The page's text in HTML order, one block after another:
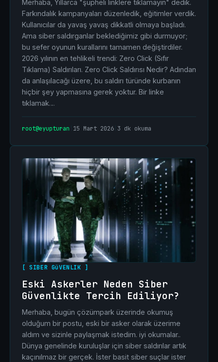
Merhaba, Yıllarca "şüpheli linklere tıklamayın" dedik.
Farkındalık kampanyaları düzenledik, eğitimler verdik.
Kullanıcılar da yavaş yavaş dikkatli olmaya başladı.
Ama siber saldırganlar beklediğimiz gibi durmuyor;
bu sefer oyunun kurallarını tamamen değiştirdiler.
2026 yılının en tehlikeli trendi: Zero Click (Sıfır
Tıklama) Saldırıları. Zero Click Saldırısı Nedir? Adından
da anlaşılacağı üzere, bu saldırı türünde kurbanın
hiçbir şey yapmasına gerek yoktur. Bir linke
tıklamak…
root@eyupturan 15 Mart 2026 3 dk okuma
[ SIBER GüVENLIK ]
Eski Askerler Neden Siber
Güvenlikte Tercih Ediliyor?
Merhaba, bugün çözümpark üzerinde okumuş
olduğum bir postu, eski bir asker olarak üzerime
aldım ve sizinle paylaşmak istedim. iyi okumalar..
Dünya genelinde kuruluşlar için siber saldırılar artık
kaçınılmaz bir gerçek. İster basit siber suçlar ister